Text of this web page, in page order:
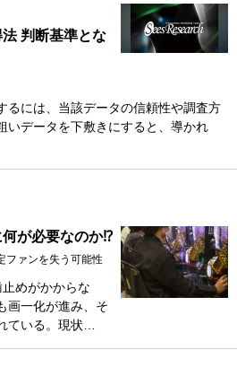
判断基準とな
るには、当該データの信頼性や調査方
いデータを下敷きにすると、導かれ
が必要なのか⁉
ファンを失う可能性
めがかからな
画一化が進み、そ
ている。現状…